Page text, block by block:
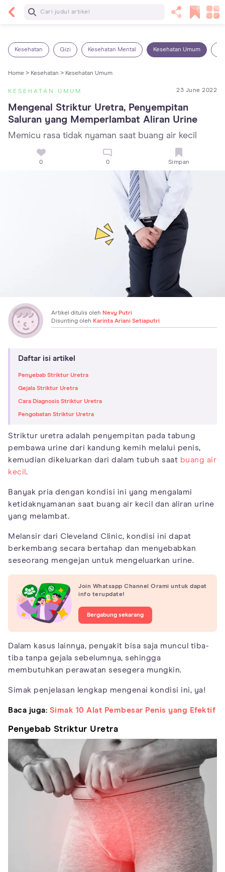
Baca Selanjutnya
Kesehatan Gizi Kesehatan Mental Kesehatan Umum
Home > Kesehatan > Kesehatan Umum
KESEHATAN UMUM 23 June 2022
Mengenal Striktur Uretra, Penyempitan
Saluran yang Memperlambat Aliran Urine
Memicu rasa tidak nyaman saat buang air kecil
0 0 Simpan
Artikel ditulis oleh Nevy Putri
Disunting oleh Karinta Ariani Setiaputri
Daftar isi artikel
Penyebab Striktur Uretra
Gejala Striktur Uretra
Cara Diagnosis Striktur Uretra
Pengobatan Striktur Uretra
Striktur uretra adalah penyempitan pada tabung
pembawa urine dari kandung kemih melalui penis,
kemudian dikeluarkan dari dalam tubuh saat buang air
kecil.
Banyak pria dengan kondisi ini yang mengalami
ketidaknyamanan saat buang air kecil dan aliran urine
yang melambat.
Melansir dari Cleveland Clinic, kondisi ini dapat
berkembang secara bertahap dan menyebabkan
seseorang mengejan untuk mengeluarkan urine.
Join Whatsapp Channel Orami untuk dapat
info terupdate!
Bergabung sekarang
Dalam kasus lainnya, penyakit bisa saja muncul tiba-
tiba tanpa gejala sebelumnya, sehingga
membutuhkan perawatan sesegera mungkin.
Simak penjelasan lengkap mengenai kondisi ini, ya!
Baca juga: Simak 10 Alat Pembesar Penis yang Efektif
Penyebab Striktur Uretra